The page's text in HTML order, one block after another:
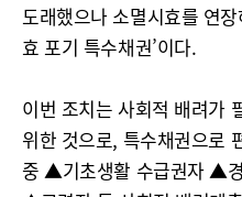
도래했으나 소멸시효를 연
효 포기 특수채권’이다.
이번 조치는 사회적 배려가
위한 것으로, 특수채권으로
중 ▲기초생활 수급권자 ▲